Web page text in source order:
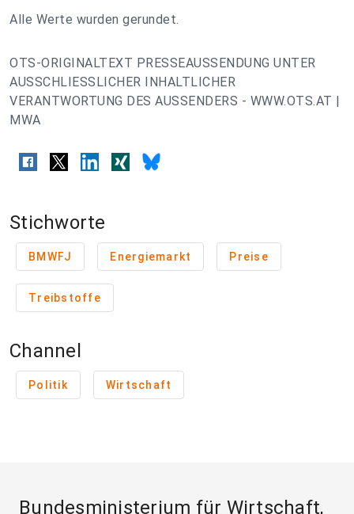
Alle Werte wurden gerundet.
OTS-ORIGINALTEXT PRESSEAUSSENDUNG UNTER
AUSSCHLIESSLICHER INHALTLICHER
VERANTWORTUNG DES AUSSENDERS - WWW.OTS.AT |
MWA
Stichworte
BMWFJ Energiemarkt Preise
Treibstoffe
Channel
Politik Wirtschaft
Bundesministerium für Wirtschaft,